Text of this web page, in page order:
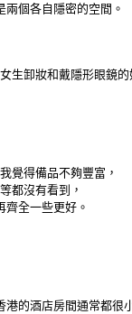
個各自隱密的空間。
生卸妝和戴隱形眼鏡的
覺得備品不夠豐富，
都沒有看到，
全一些更好。
的酒店房間通常都很